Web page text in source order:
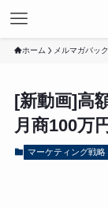
ホーム メルマガバッ
[新動画]高
月商100万
マーケティング戦略